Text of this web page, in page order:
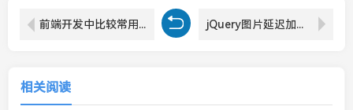
前端开发中比较常用的JQuery动画效果、show、hide、Toggle、fade等 jQuery图片延迟加载插件jQuery.lazyload
相关阅读